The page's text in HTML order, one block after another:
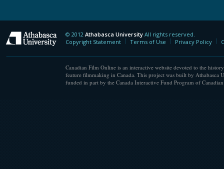
Athabasca University
© 2012 Athabasca University All rights reserved.
Copyright Statement
Terms of Use Privacy Policy
Canadian Film Online is an interactive website devoted to the
feature filmmaking in Canada. This project was built by Athabasca
funded in part by the Canada Interactive Fund Program of